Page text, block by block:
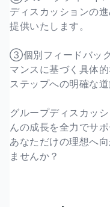
ディスカッションの
提供いたします。
③個別フィードバッ
マンスに基づく具体
ステップへの明確な
グループディスカッ
んの成長を全力でサポ
あなただけの理想へ
ませんか？